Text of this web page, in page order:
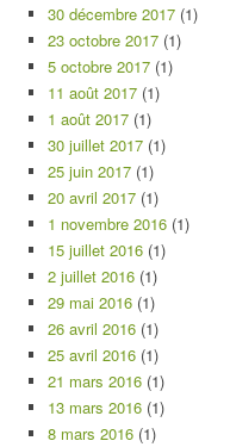
30 décembre 2017 (1)
23 octobre 2017 (1)
5 octobre 2017 (1)
11 août 2017 (1)
1 août 2017 (1)
30 juillet 2017 (1)
25 juin 2017 (1)
20 avril 2017 (1)
1 novembre 2016 (1)
15 juillet 2016 (1)
2 juillet 2016 (1)
29 mai 2016 (1)
26 avril 2016 (1)
25 avril 2016 (1)
21 mars 2016 (1)
13 mars 2016 (1)
8 mars 2016 (1)